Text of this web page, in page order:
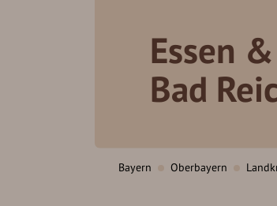
Essen
Bad
Bayern Oberbayern